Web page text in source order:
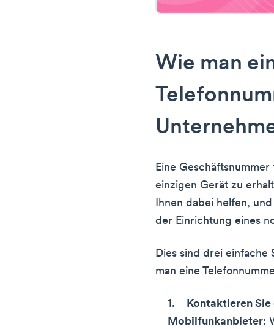
Wie man
Eine
einzigen Gerät zu
Ihnen dabei helfen,
der Einrichtung eines
Dies sind drei einfache
man eine
Kontaktieren
Mobilfunkanbieter: